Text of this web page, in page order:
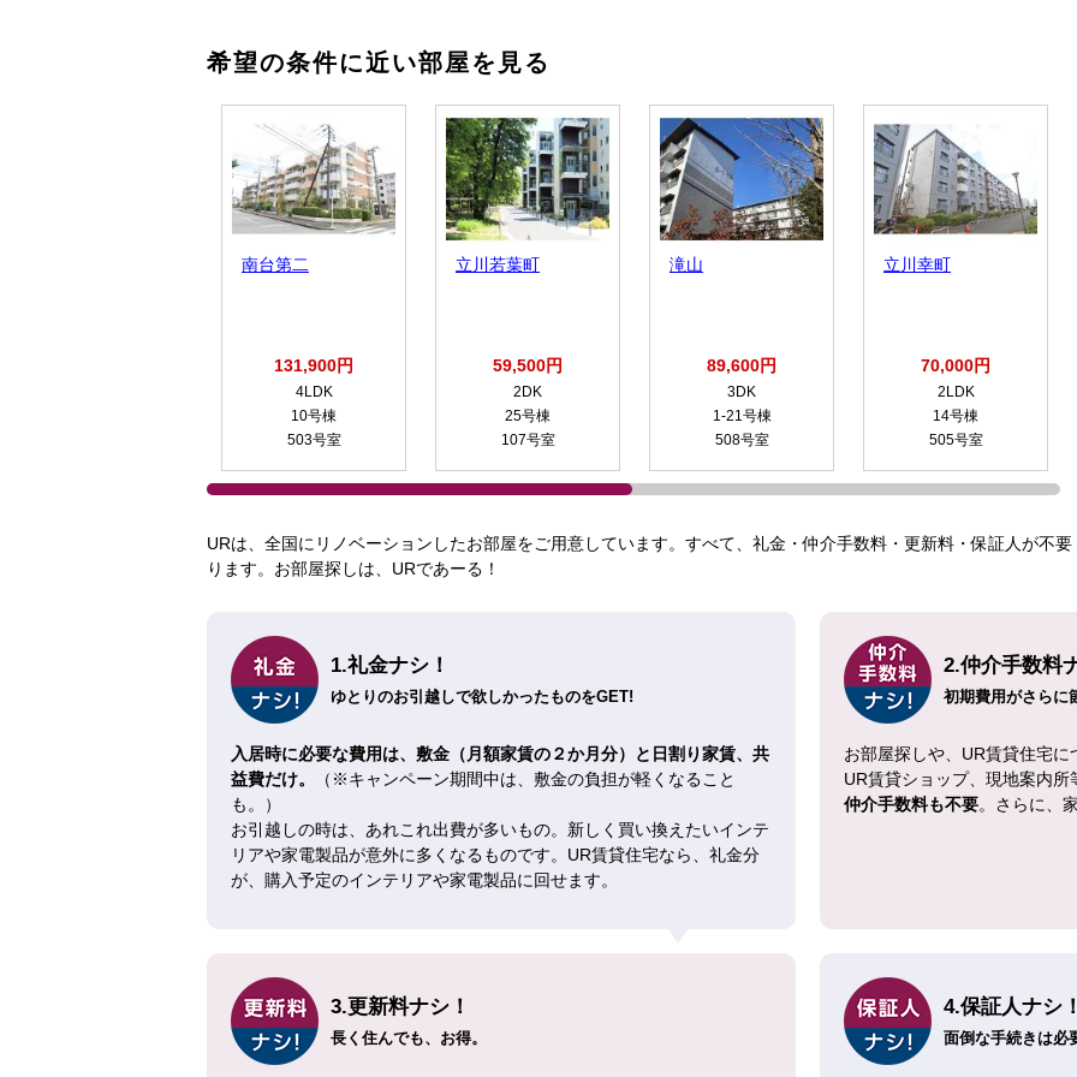
希望の条件に近い部屋を見る
南台第二
131,900円
4LDK
10号棟
503号室
立川若葉町
59,500円
2DK
25号棟
107号室
滝山
89,600円
3DK
1-21号棟
508号室
立川幸町
70,000円
2LDK
14号棟
505号室
URは、全国にリノベーションしたお部屋をご用意しています。すべて、礼金・仲介手数料・更新料・保証人が不
ります。お部屋探しは、URであーる！
1.礼金ナシ！
ゆとりのお引越しで欲しかったものをGET!
入居時に必要な費用は、敷金（月額家賃の２か月分）と日割り家賃、共
益費だけ。
（※キャンペーン期間中は、敷金の負担が軽くなること
も。）
お引越しの時は、あれこれ出費が多いもの。新しく買い換えたいインテ
リアや家電製品が意外に多くなるものです。UR賃貸住宅なら、礼金分
が、購入予定のインテリアや家電製品に回せます。
2.仲介手数料
初期費用がさらに
お部屋探しや、UR賃貸住宅に
UR賃貸ショップ、現地案内所
仲介手数料も不要。さらに、
3.更新料ナシ！
長く住んでも、お得。
4.保証人ナシ！
面倒な手続きは必